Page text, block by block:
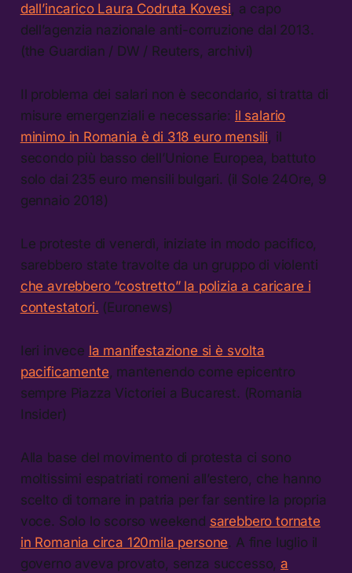
dall’incarico Laura Codruta Kovesi, a capo
dell’agenzia nazionale anti-corruzione dal 2013.
(the Guardian / DW / Reuters, archivi)
Il problema dei salari non è secondario, si tratta di
misure emergenziali e necessarie: il salario
minimo in Romania è di 318 euro mensili, il
secondo più basso dell’Unione Europea, battuto
solo dai 235 euro mensili bulgari. (il Sole 24Ore, 9
gennaio 2018)
Le proteste di venerdì, iniziate in modo pacifico,
sarebbero state travolte da un gruppo di violenti
che avrebbero “costretto” la polizia a caricare i
contestatori. (Euronews)
Ieri invece la manifestazione si è svolta
pacificamente, mantenendo come epicentro
sempre Piazza Victoriei a Bucarest. (Romania
Insider)
Alla base del movimento di protesta ci sono
moltissimi espatriati romeni all’estero, che hanno
scelto di tornare in patria per far sentire la propria
voce. Solo lo scorso weekend sarebbero tornate
in Romania circa 120mila persone. A fine luglio il
governo aveva provato, senza successo,a